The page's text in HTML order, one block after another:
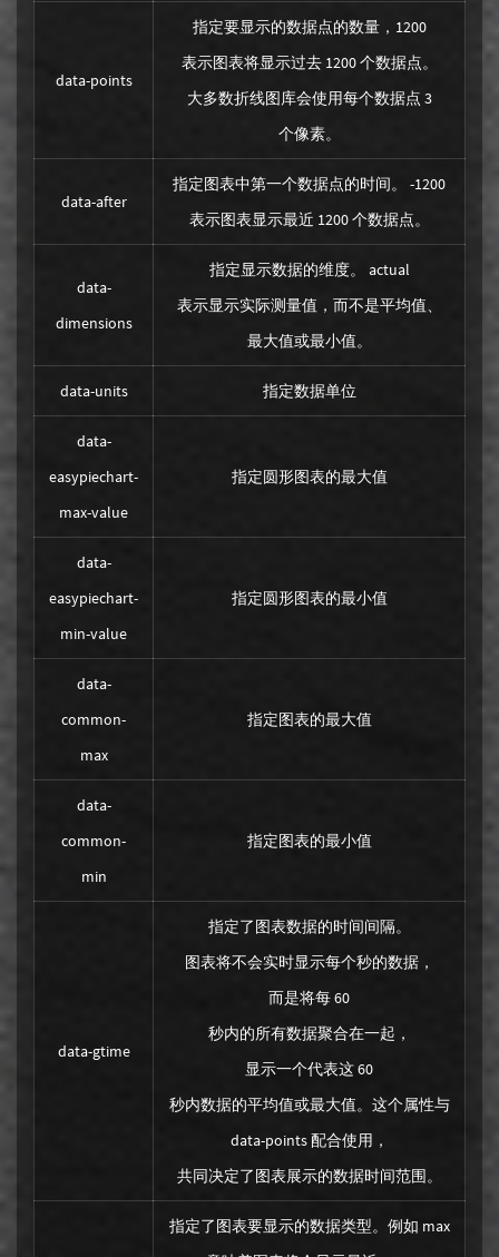
data-points
指定要显示的数据点的数量，1200
表示图表将显示过去 1200 个数据点。
大多数折线图库会使用每个数据点 3
个像素。
data-after
指定图表中第一个数据点的时间。 -1200
表示图表显示最近 1200 个数据点。
data-
dimensions
指定显示数据的维度。 actual
表示显示实际测量值，而不是平均值、
最大值或最小值。
data-units 指定数据单位
data-
easypiechart-
max-value
指定圆形图表的最大值
data-
easypiechart-
min-value
指定圆形图表的最小值
data-
common-
max
指定图表的最大值
data-
common-
min
指定图表的最小值
data-gtime
指定了图表数据的时间间隔。
图表将不会实时显示每个秒的数据，
而是将每 60
秒内的所有数据聚合在一起，
显示一个代表这 60
秒内数据的平均值或最大值。这个属性与
data-points 配合使用，
共同决定了图表展示的数据时间范围。
指定了图表要显示的数据类型。例如 max